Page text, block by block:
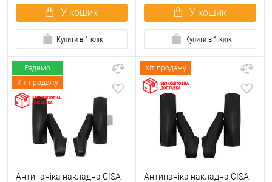
У кошик
Купити в 1 клік
У кошик
Купити в 1 клік
Радимо
Хіт продажу
Антипаніка накладна CISA
Хіт продажу
Антипаніка накладна CISA